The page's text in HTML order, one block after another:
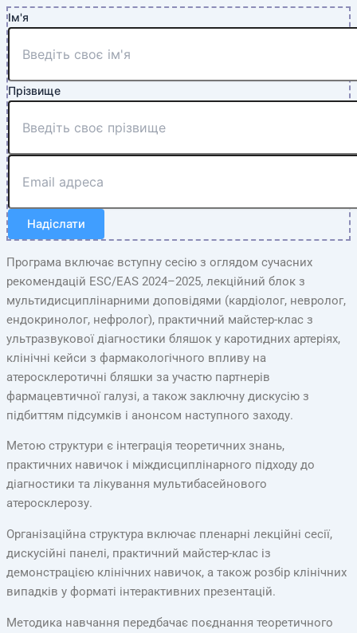
Ім'я
Прізвище
Надіслати
Програма включає вступну сесію з оглядом сучасних
рекомендацій ESC/EAS 2024–2025, лекційний блок з
мультидисциплінарними доповідями (кардіолог, невролог,
ендокринолог, нефролог), практичний майстер-клас з
ультразвукової діагностики бляшок у каротидних артеріях,
клінічні кейси з фармакологічного впливу на
атеросклеротичні бляшки за участю партнерів
фармацевтичної галузі, а також заключну дискусію з
підбиттям підсумків і анонсом наступного заходу.
Метою структури є інтеграція теоретичних знань,
практичних навичок і міждисциплінарного підходу до
діагностики та лікування мультибасейнового
атеросклерозу.
Організаційна структура включає пленарні лекційні сесії,
дискусійні панелі, практичний майстер-клас із
демонстрацією клінічних навичок, а також розбір клінічних
випадків у форматі інтерактивних презентацій.
Методика навчання передбачає поєднання теоретичного